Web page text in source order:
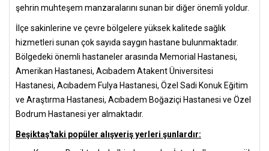
şehrin muhteşem manzaralarını sunan bir diğer önemli yoldur.
İlçe sakinlerine ve çevre bölgelere yüksek kalitede sağlık
hizmetleri sunan çok sayıda saygın hastane bulunmaktadır.
Bölgedeki önemli hastaneler arasında Memorial Hastanesi,
Amerikan Hastanesi, Acıbadem Atakent Üniversitesi
Hastanesi, Acıbadem Fulya Hastanesi, Özel Sadi Konuk Eğitim
ve Araştırma Hastanesi, Acıbadem Boğaziçi Hastanesi ve Özel
Bodrum Hastanesi yer almaktadır.
Beşiktaş'taki popüler alışveriş yerleri şunlardır: